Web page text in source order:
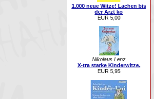
1.000 neue Witze! Lachen bis
der Arzt ko
EUR 5,00
Nikolaus Lenz
X-tra starke Kinderwitze.
EUR 5,95